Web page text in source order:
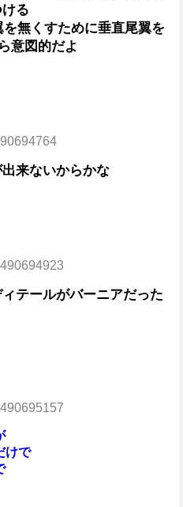
る
無くすために垂直尾翼を
意図的だよ
来ないからかな
テールがバーニアだった
けで